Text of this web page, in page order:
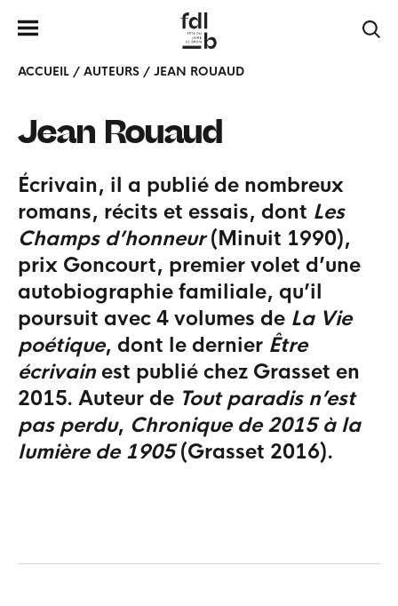
ACCUEIL / AUTEURS / JEAN ROUAUD
Jean Rouaud
Écrivain, il a publié de nombreux
romans, récits et essais, dont Les
Champs d’honneur(Minuit 1990),
prix Goncourt, premier volet d’une
autobiographie familiale, qu’il
poursuit avec 4 volumes de La Vie
poétique, dont le dernier Être
écrivainest publié chez Grasset en
2015. Auteur de Tout paradis n’est
pas perdu, Chronique de 2015 à la
lumière de 1905(Grasset 2016).